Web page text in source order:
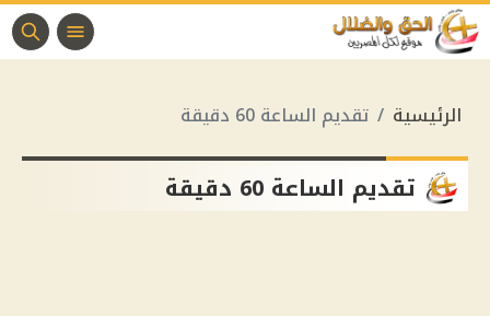
الرئيسية تقديم الساعة 60 دقيقة
تقديم الساعة 60 دقيقة